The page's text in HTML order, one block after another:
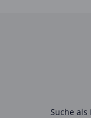
Suche